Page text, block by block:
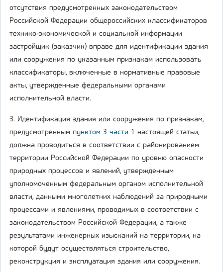
отсутствия предусмотренных законодательством
Российской Федерации общероссийских классификаторов
технико-экономической и социальной информации
застройщик (заказчик) вправе для идентификации здания
или сооружения по указанным признакам использовать
классификаторы, включенные в нормативные правовые
акты, утвержденные федеральными органами
исполнительной власти.
3. Идентификация здания или сооружения по признакам,
предусмотренным пунктом 3 части 1 настоящей статьи,
должна проводиться в соответствии с районированием
территории Российской Федерации по уровню опасности
природных процессов и явлений, утвержденным
уполномоченным федеральным органом исполнительной
власти, данными многолетних наблюдений за природными
процессами и явлениями, проводимых в соответствии с
законодательством Российской Федерации, а также
результатами инженерных изысканий на территории, на
которой будут осуществляться строительство,
реконструкция и эксплуатация здания или сооружения.